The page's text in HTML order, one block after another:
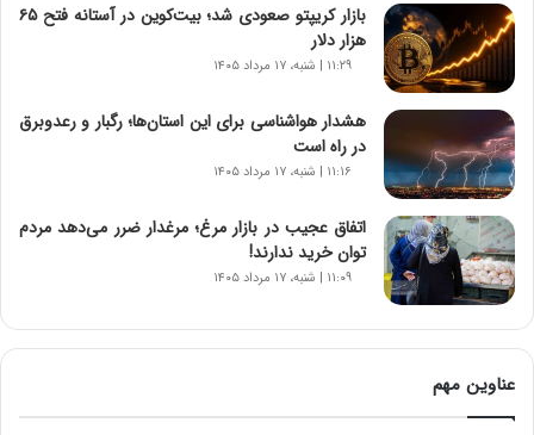
ر
ا
ن‌
خ
و
د
ر
و
ب
ر
ا
ی
ت
و
ل
د
بازار کریپتو صعودی شد؛ بیت‌کوین در آستانه فتح ۶۵
هزار دلار
۱۱:۲۹ | شنبه، ۱۷ مرداد ۱۴۰۵
هشدار هواشناسی برای این استان‌ها؛ رگبار و رعدوبرق
در راه است
۱۱:۱۶ | شنبه، ۱۷ مرداد ۱۴۰۵
اتفاق عجیب در بازار مرغ؛ مرغدار ضرر می‌دهد مردم
توان خرید ندارند!
۱۱:۰۹ | شنبه، ۱۷ مرداد ۱۴۰۵
عناوین مهم